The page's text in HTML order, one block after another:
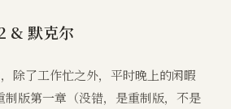
& 默克尔
除了工作忙之外，平时晚上的闲暇
版第一章（没错，是重制版，不是